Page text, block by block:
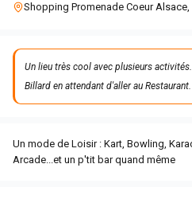
Shopping Promenade Coeur
Un lieu très cool avec plusieurs
Billard en attendant d'aller au Restaurant.
Un mode de Loisir : Kart, Bowling,
Arcade...et un p'tit bar quand même